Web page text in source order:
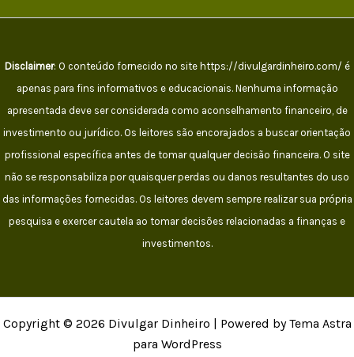
Disclaimer: O conteúdo fornecido no site https://divulgardinheiro.com/ é
apenas para fins informativos e educacionais. Nenhuma informação
apresentada deve ser considerada como aconselhamento financeiro, de
investimento ou jurídico. Os leitores são encorajados a buscar orientação
profissional específica antes de tomar qualquer decisão financeira. O site
não se responsabiliza por quaisquer perdas ou danos resultantes do uso
das informações fornecidas. Os leitores devem sempre realizar sua própria
pesquisa e exercer cautela ao tomar decisões relacionadas a finanças e
investimentos.
Copyright © 2026 Divulgar Dinheiro | Powered by Tema Astra
para WordPress